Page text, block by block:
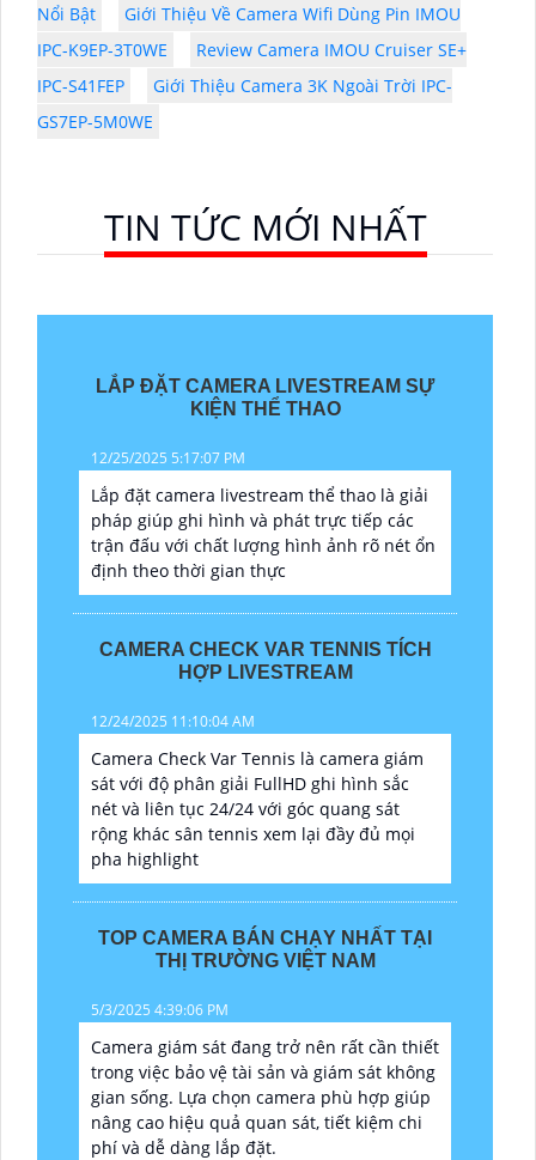
Nổi Bật
Giới Thiệu Về Camera Wifi Dùng Pin IMOU
IPC-K9EP-3T0WE
Review Camera IMOU Cruiser SE+
IPC-S41FEP
Giới Thiệu Camera 3K Ngoài Trời IPC-
GS7EP-5M0WE
TIN TỨC MỚI NHẤT
LẮP ĐẶT CAMERA LIVESTREAM SỰ
KIỆN THỂ THAO
12/25/2025 5:17:07 PM
Lắp đặt camera livestream thể thao là giải
pháp giúp ghi hình và phát trực tiếp các
trận đấu với chất lượng hình ảnh rõ nét ổn
định theo thời gian thực
CAMERA CHECK VAR TENNIS TÍCH
HỢP LIVESTREAM
12/24/2025 11:10:04 AM
Camera Check Var Tennis là camera giám
sát với độ phân giải FullHD ghi hình sắc
nét và liên tục 24/24 với góc quang sát
rộng khác sân tennis xem lại đầy đủ mọi
pha highlight
TOP CAMERA BÁN CHẠY NHẤT TẠI
THỊ TRƯỜNG VIỆT NAM
5/3/2025 4:39:06 PM
Camera giám sát đang trở nên rất cần thiết
trong việc bảo vệ tài sản và giám sát không
gian sống. Lựa chọn camera phù hợp giúp
nâng cao hiệu quả quan sát, tiết kiệm chi
phí và dễ dàng lắp đặt.